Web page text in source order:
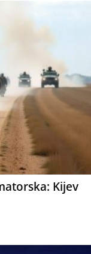
Kijev